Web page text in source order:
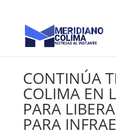
CONTINÚA
COLIMA EN
PARA
PARA